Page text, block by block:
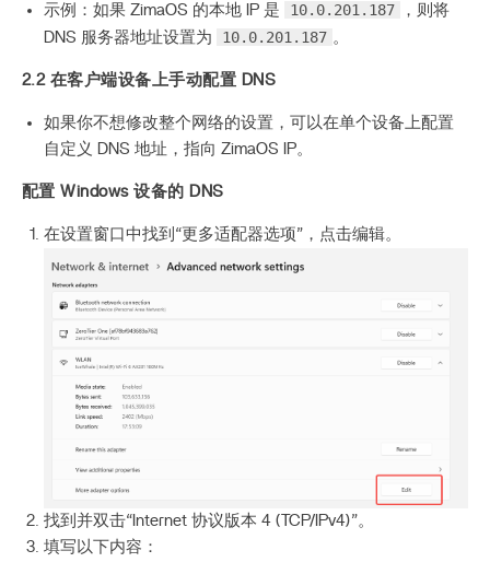
示例：如果 ZimaOS 的本地 IP 是 10.0.201.187
，则将
DNS 服务器地址设置为
10.0.201.187 。
2.2 在客户端设备上手动配置 DNS
如果你不想修改整个网络的设置，可以在单个设备上配置
自定义 DNS 地址，指向 ZimaOS IP。
配置 Windows 设备的 DNS
在设置窗口中找到“更多适配器选项”，点击编辑。
找到并双击“Internet 协议版本 4 (TCP/IPv4)”。
填写以下内容：